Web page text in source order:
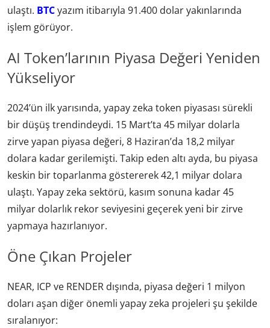
ulaştı. BTCyazım itibarıyla 91.400 dolar yakınlarında
işlem görüyor.
AI Token’larının Piyasa Değeri Yeniden
Yükseliyor
2024’ün ilk yarısında, yapay zeka token piyasası sürekli
bir düşüş trendindeydi. 15 Mart’ta 45 milyar dolarla
zirve yapan piyasa değeri, 8 Haziran’da 18,2 milyar
dolara kadar gerilemişti. Takip eden altı ayda, bu piyasa
keskin bir toparlanma göstererek 42,1 milyar dolara
ulaştı. Yapay zeka sektörü, kasım sonuna kadar 45
milyar dolarlık rekor seviyesini geçerek yeni bir zirve
yapmaya hazırlanıyor.
Öne Çıkan Projeler
NEAR, ICP ve RENDER dışında, piyasa değeri 1 milyon
doları aşan diğer önemli yapay zeka projeleri şu şekilde
sıralanıyor: